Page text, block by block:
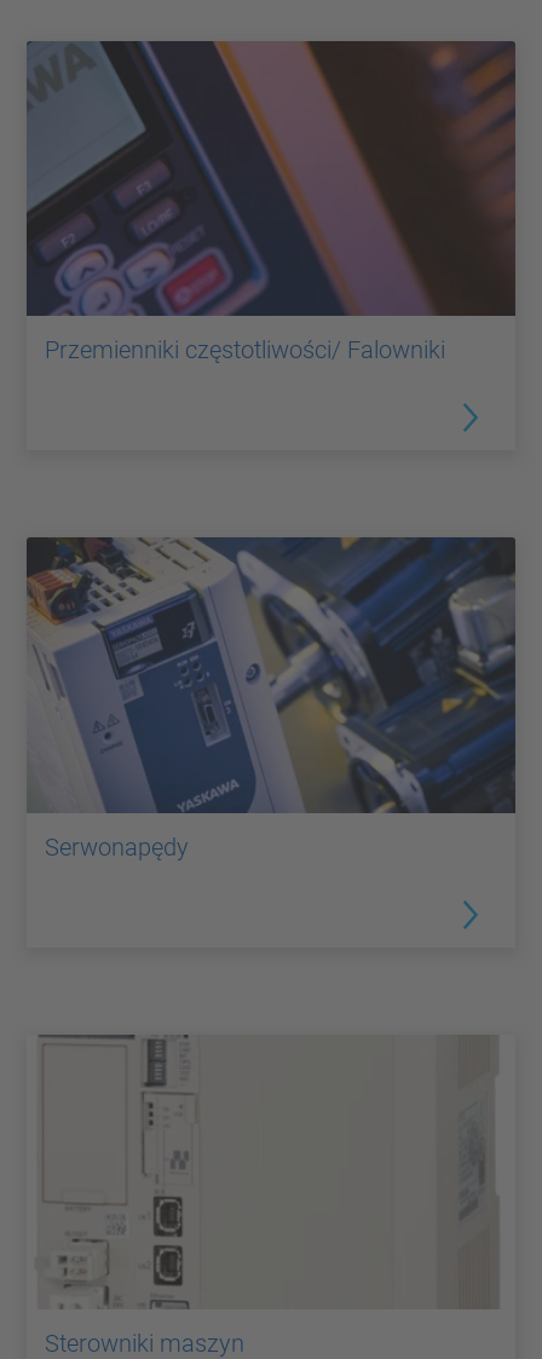
Przemienniki częstotliwości/ Falowniki
Serwonapędy
Sterowniki maszyn